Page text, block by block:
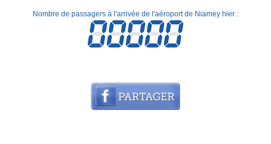
Nombre de passagers à l'arrivée de l'aéroport de Niamey hier :